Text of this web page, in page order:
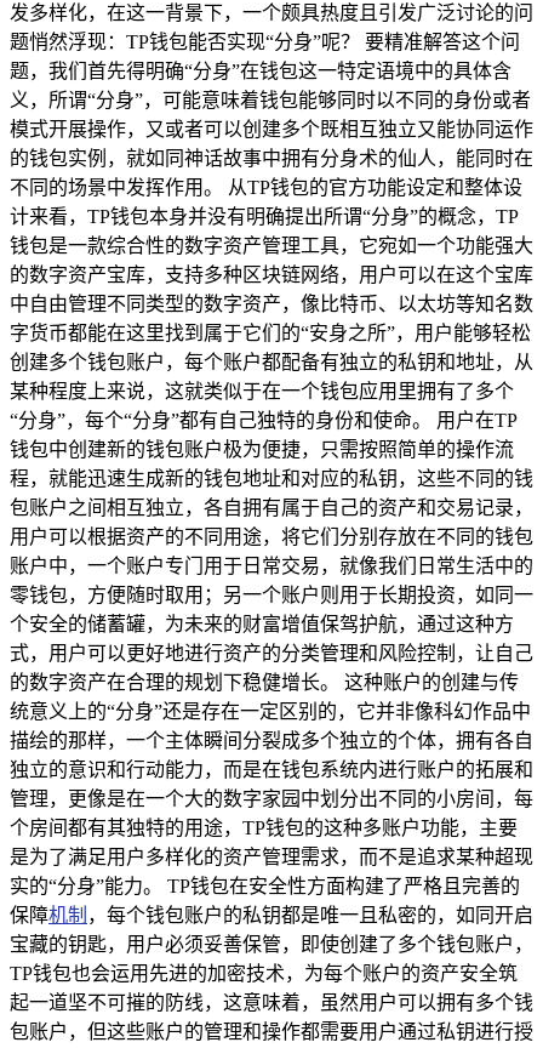
发多样化，在这一背景下，一个颇具热度且引发广泛讨论的问
题悄然浮现：TP钱包能否实现“分身”呢？ 要精准解答这个问
题，我们首先得明确“分身”在钱包这一特定语境中的具体含
义，所谓“分身”，可能意味着钱包能够同时以不同的身份或者
模式开展操作，又或者可以创建多个既相互独立又能协同运作
的钱包实例，就如同神话故事中拥有分身术的仙人，能同时在
不同的场景中发挥作用。 从TP钱包的官方功能设定和整体设
计来看，TP钱包本身并没有明确提出所谓“分身”的概念，TP
钱包是一款综合性的数字资产管理工具，它宛如一个功能强大
的数字资产宝库，支持多种区块链网络，用户可以在这个宝库
中自由管理不同类型的数字资产，像比特币、以太坊等知名数
字货币都能在这里找到属于它们的“安身之所”，用户能够轻松
创建多个钱包账户，每个账户都配备有独立的私钥和地址，从
某种程度上来说，这就类似于在一个钱包应用里拥有了多个
“分身”，每个“分身”都有自己独特的身份和使命。 用户在TP
钱包中创建新的钱包账户极为便捷，只需按照简单的操作流
程，就能迅速生成新的钱包地址和对应的私钥，这些不同的钱
包账户之间相互独立，各自拥有属于自己的资产和交易记录，
用户可以根据资产的不同用途，将它们分别存放在不同的钱包
账户中，一个账户专门用于日常交易，就像我们日常生活中的
零钱包，方便随时取用；另一个账户则用于长期投资，如同一
个安全的储蓄罐，为未来的财富增值保驾护航，通过这种方
式，用户可以更好地进行资产的分类管理和风险控制，让自己
的数字资产在合理的规划下稳健增长。 这种账户的创建与传
统意义上的“分身”还是存在一定区别的，它并非像科幻作品中
描绘的那样，一个主体瞬间分裂成多个独立的个体，拥有各自
独立的意识和行动能力，而是在钱包系统内进行账户的拓展和
管理，更像是在一个大的数字家园中划分出不同的小房间，每
个房间都有其独特的用途，TP钱包的这种多账户功能，主要
是为了满足用户多样化的资产管理需求，而不是追求某种超现
实的“分身”能力。 TP钱包在安全性方面构建了严格且完善的
保障机制 ，每个钱包账户的私钥都是唯一且私密的，如同开启
宝藏的钥匙，用户必须妥善保管，即使创建了多个钱包账户，
TP钱包也会运用先进的加密技术，为每个账户的资产安全筑
起一道坚不可摧的防线，这意味着，虽然用户可以拥有多个钱
包账户，但这些账户的管理和操作都需要用户通过私钥进行授